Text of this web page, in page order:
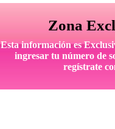
Esta información es
ingresar tu número de
regístrate
Zona